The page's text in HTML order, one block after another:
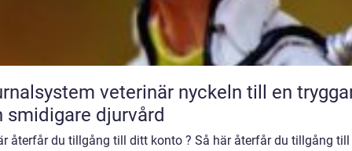
veterinär nyckeln till en tryggare
smidigare djurvård
återfår du tillgång till ditt konto ? Så här återfår du tillgång